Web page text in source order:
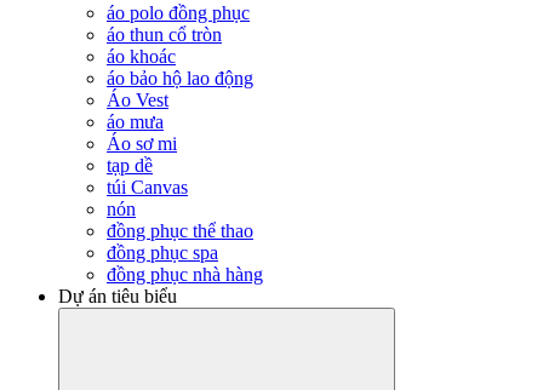
áo polo đồng phục
áo thun cổ tròn
áo khoác
áo bảo hộ lao động
Áo Vest
áo mưa
Áo sơ mi
tạp dề
túi Canvas
nón
đồng phục thể thao
đồng phục spa
đồng phục nhà hàng
Dự án tiêu biểu